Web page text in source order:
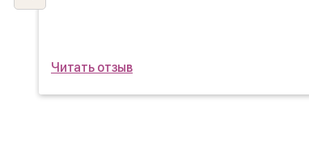
Читать отзыв